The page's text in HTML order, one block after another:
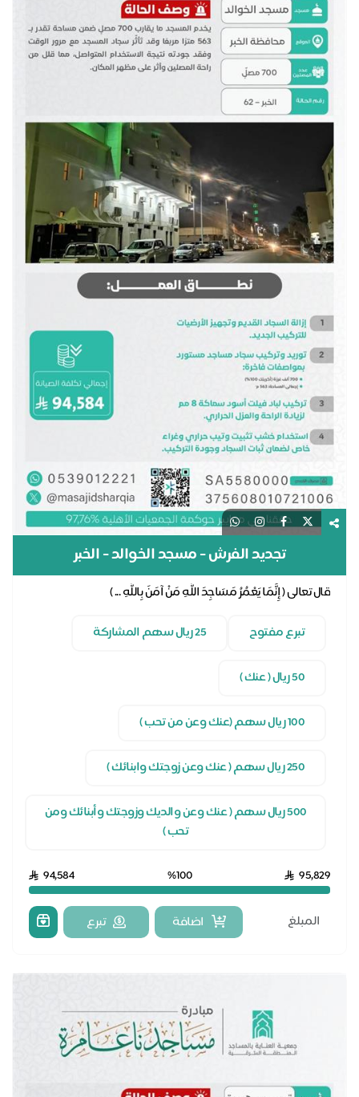
تجديد الفرش - مسجد الخوالد - الخبر
قال تعالى ( إِنَّمَا يَعْمُرُ مَسَاجِدَ اللَّهِ مَنْ آمَنَ بِاللَّهِ ... )
تبرع مفتوح
500 ريال سهم ( عنك وعن والديك وزوجتك وأبنائك ومن
تحب )
95,829
%100
94,584
اضافة تبرع